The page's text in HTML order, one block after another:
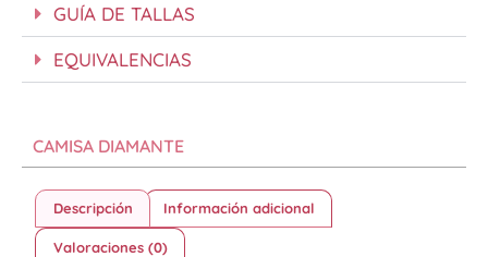
GUÍA DE TALLAS
EQUIVALENCIAS
CAMISA DIAMANTE
Descripción Información adicional
Valoraciones (0)